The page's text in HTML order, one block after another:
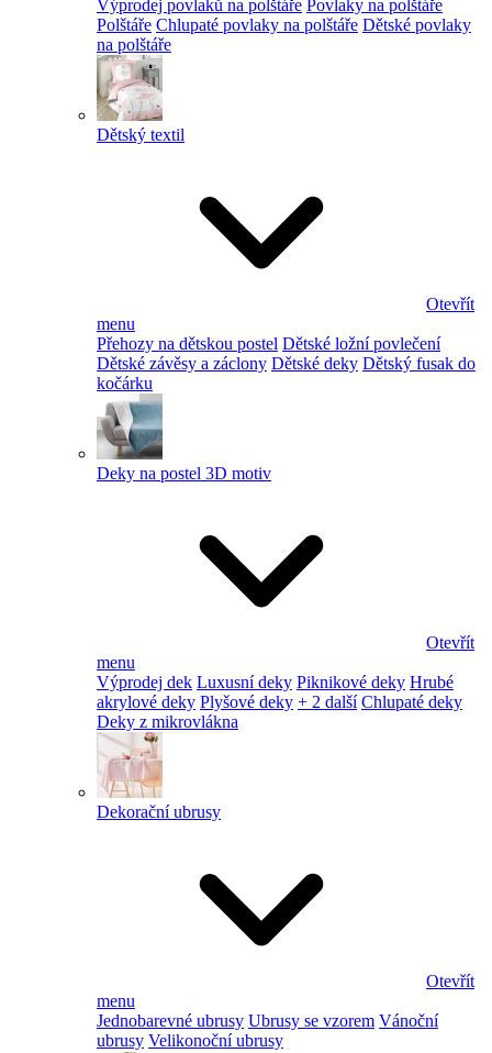
Výprodej povlaků na polštáře Povlaky na polštáře
Polštáře Chlupaté povlaky na polštáře Dětské povlaky
na polštáře
Dětský textil
Otevřít
menu
Přehozy na dětskou postel Dětské ložní povlečení
Dětské závěsy a záclony Dětské deky Dětský fusak do
kočárku
Deky na postel 3D motiv
Otevřít
menu
Výprodej dek Luxusní deky Piknikové deky Hrubé
akrylové deky Plyšové deky + 2 další Chlupaté deky
Deky z mikrovlákna
Dekorační ubrusy
Otevřít
menu
Jednobarevné ubrusy Ubrusy se vzorem Vánoční
ubrusy Velikonoční ubrusy